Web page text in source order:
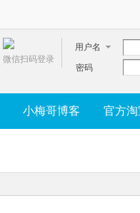
用户名
密码
微信扫码登录
小梅哥博客 官方